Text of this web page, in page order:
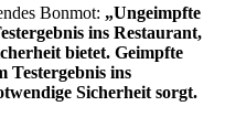
Bonmot: „Ungeimpfte
ins Restaurant,
bietet. Geimpfte
Testergebnis ins
Sicherheit sorgt.